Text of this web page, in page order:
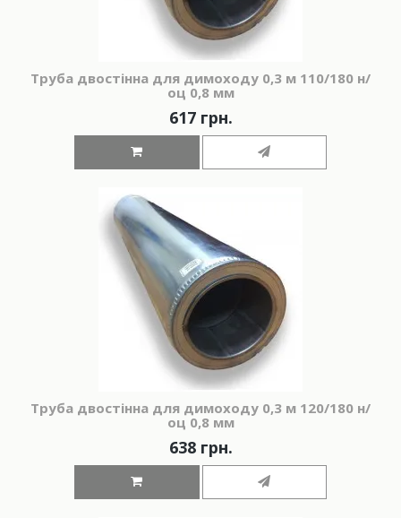
Труба двостінна для димоходу 0,3 м 110/180 н/
оц 0,8 мм
617 грн.
Труба двостінна для димоходу 0,3 м 120/180 н/
оц 0,8 мм
638 грн.